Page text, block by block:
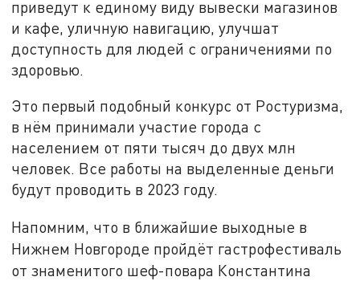
приведут к единому виду вывески магазинов
и кафе, уличную навигацию, улучшат
доступность для людей с ограничениями по
здоровью.
Это первый подобный конкурс от Ростуризма,
в нём принимали участие города с
населением от пяти тысяч до двух млн
человек. Все работы на выделенные деньги
будут проводить в 2023 году.
Напомним, что в ближайшие выходные в
Нижнем Новгороде пройдёт гастрофестиваль
от знаменитого шеф-повара Константина